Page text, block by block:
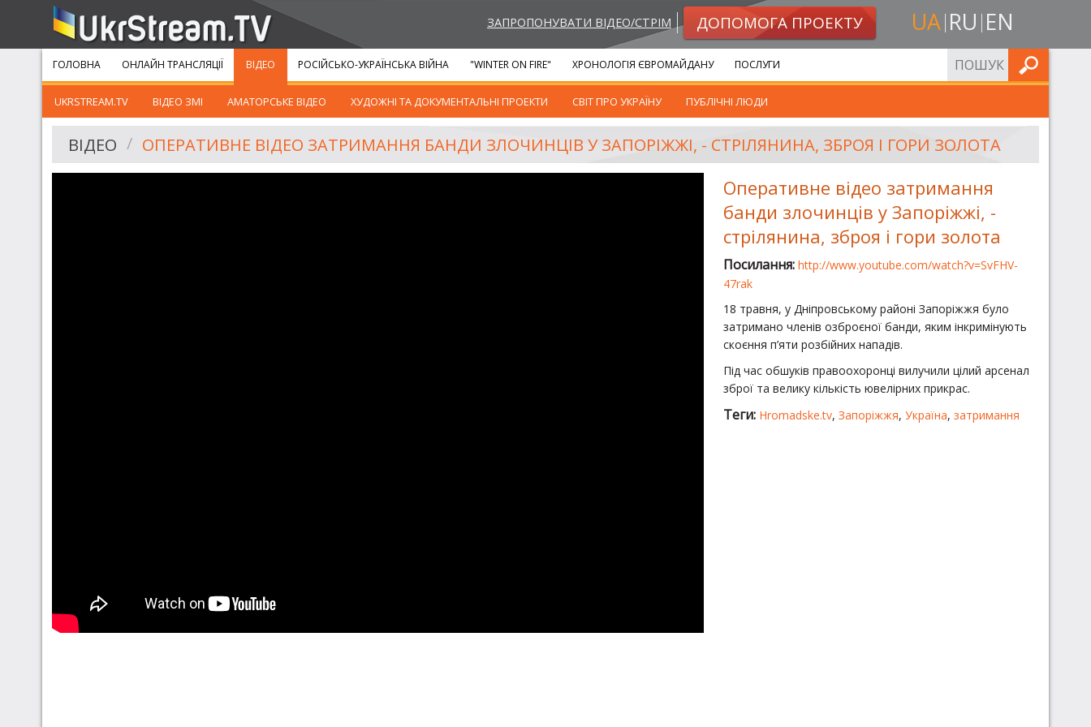
ЗАПРОПОНУВАТИ ВІДЕО/СТРІМ ДОПОМОГА ПРОЕКТУ UA RU EN
ГОЛОВНА ОНЛАЙН ТРАНСЛЯЦІЇ ВІДЕО
UKRSTREAM.TV ВІДЕО ЗМІ АМАТОРСЬКЕ ВІДЕО ХУДОЖНІ ТА ДОКУМЕНТАЛЬНІ ПРОЕКТИ СВІТ ПРО УКРАЇНУ ПУБЛІЧНІ ЛЮДИ
РОСІЙСЬКО-УКРАЇНСЬКА ВІЙНА "WINTER ON FIRE" ХРОНОЛОГІЯ ЄВРОМАЙДАНУ ПОСЛУГИ ШУКАТИ
ВІДЕО ОПЕРАТИВНЕ ВІДЕО ЗАТРИМАННЯ БАНДИ ЗЛОЧИНЦІВ У ЗАПОРІЖЖІ, - СТРІЛЯНИНА, ЗБРОЯ І ГОРИ ЗОЛОТА
Оперативне відео затримання
банди злочинців у Запоріжжі, -
стрілянина, зброя і гори золота
Посилання: http://www.youtube.com/watch?v=SvFHV-
47rak
18 травня, у Дніпровському районі Запоріжжя було
затримано членів озброєної банди, яким інкримінують
скоєння п’яти розбійних нападів.
Під час обшуків правоохоронці вилучили цілий арсенал
зброї та велику кількість ювелірних прикрас.
Теги: Hromadske.tv, Запоріжжя, Україна, затримання